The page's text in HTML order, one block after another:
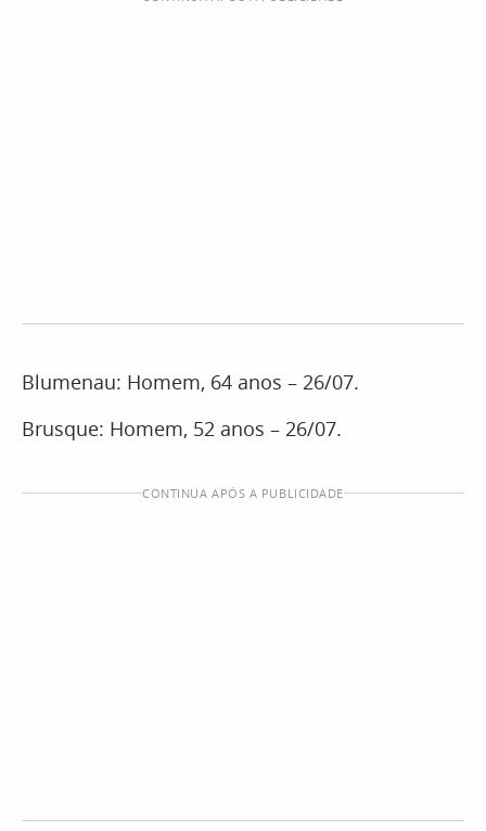
Blumenau: Homem, 64 anos – 26/07.
Brusque: Homem, 52 anos – 26/07.
CONTINUA APÓS A PUBLICIDADE